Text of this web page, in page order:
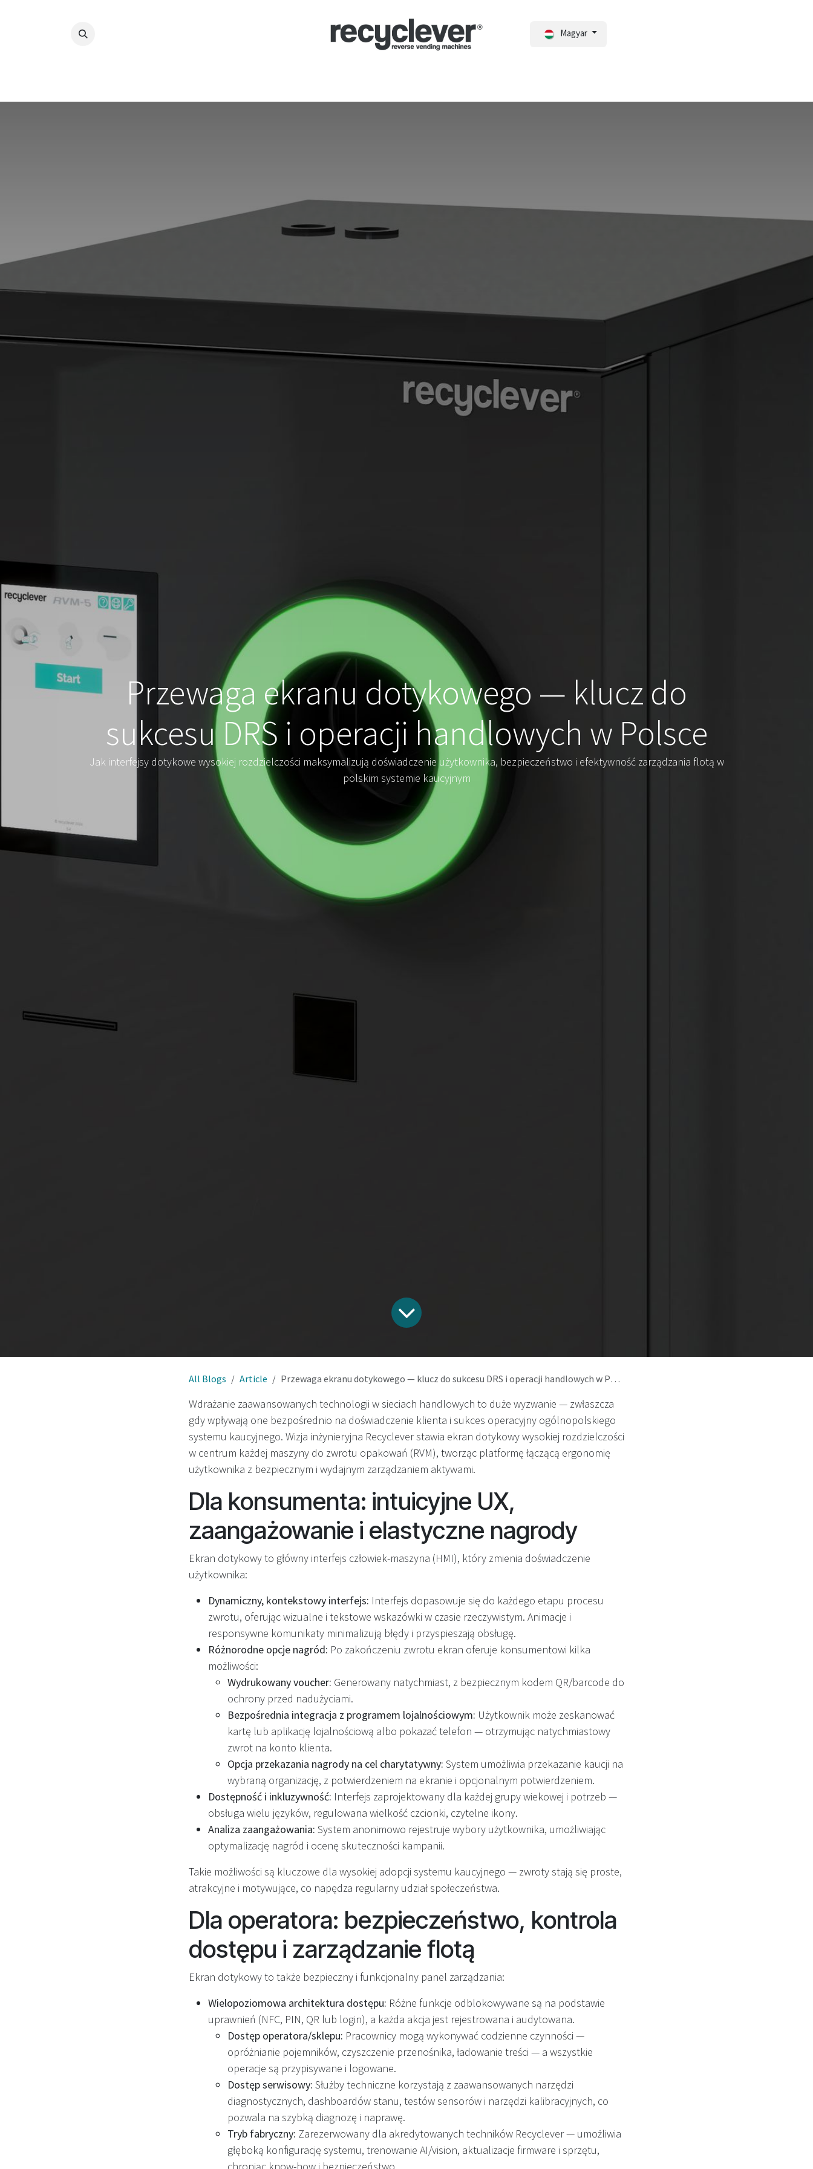
Magyar
Przewaga ekranu dotykowego — klucz do
sukcesu DRS i operacji handlowych w Polsce
Jak interfejsy dotykowe wysokiej rozdzielczości maksymalizują doświadczenie użytkownika, bezpieczeństwo i efektywność zarządzania flotą w
polskim systemie kaucyjnym
All Blogs Article Przewaga ekranu dotykowego — klucz do sukcesu DRS i operacji handlowych w Polsce
Wdrażanie zaawansowanych technologii w sieciach handlowych to duże wyzwanie — zwłaszcza
gdy wpływają one bezpośrednio na doświadczenie klienta i sukces operacyjny ogólnopolskiego
systemu kaucyjnego. Wizja inżynieryjna Recyclever stawia ekran dotykowy wysokiej rozdzielczości
w centrum każdej maszyny do zwrotu opakowań (RVM), tworząc platformę łączącą ergonomię
użytkownika z bezpiecznym i wydajnym zarządzaniem aktywami.
Dla konsumenta: intuicyjne UX,
zaangażowanie i elastyczne nagrody
Ekran dotykowy to główny interfejs człowiek-maszyna (HMI), który zmienia doświadczenie
użytkownika:
Dynamiczny, kontekstowy interfejs: Interfejs dopasowuje się do każdego etapu procesu
zwrotu, oferując wizualne i tekstowe wskazówki w czasie rzeczywistym. Animacje i
responsywne komunikaty minimalizują błędy i przyspieszają obsługę.
Różnorodne opcje nagród: Po zakończeniu zwrotu ekran oferuje konsumentowi kilka
możliwości:
Wydrukowany voucher: Generowany natychmiast, z bezpiecznym kodem QR/barcode do
ochrony przed nadużyciami.
Bezpośrednia integracja z programem lojalnościowym: Użytkownik może zeskanować
kartę lub aplikację lojalnościową albo pokazać telefon — otrzymując natychmiastowy
zwrot na konto klienta.
Opcja przekazania nagrody na cel charytatywny: System umożliwia przekazanie kaucji na
wybraną organizację, z potwierdzeniem na ekranie i opcjonalnym potwierdzeniem.
Dostępność i inkluzywność: Interfejs zaprojektowany dla każdej grupy wiekowej i potrzeb —
obsługa wielu języków, regulowana wielkość czcionki, czytelne ikony.
Analiza zaangażowania: System anonimowo rejestruje wybory użytkownika, umożliwiając
optymalizację nagród i ocenę skuteczności kampanii.
Takie możliwości są kluczowe dla wysokiej adopcji systemu kaucyjnego — zwroty stają się proste,
atrakcyjne i motywujące, co napędza regularny udział społeczeństwa.
Dla operatora: bezpieczeństwo, kontrola
dostępu i zarządzanie flotą
Ekran dotykowy to także bezpieczny i funkcjonalny panel zarządzania:
Wielopoziomowa architektura dostępu: Różne funkcje odblokowywane są na podstawie
uprawnień (NFC, PIN, QR lub login), a każda akcja jest rejestrowana i audytowana.
Dostęp operatora/sklepu: Pracownicy mogą wykonywać codzienne czynności —
opróżnianie pojemników, czyszczenie przenośnika, ładowanie treści — a wszystkie
operacje są przypisywane i logowane.
Dostęp serwisowy: Służby techniczne korzystają z zaawansowanych narzędzi
diagnostycznych, dashboardów stanu, testów sensorów i narzędzi kalibracyjnych, co
pozwala na szybką diagnozę i naprawę.
Tryb fabryczny: Zarezerwowany dla akredytowanych techników Recyclever — umożliwia
głęboką konfigurację systemu, trenowanie AI/vision, aktualizacje firmware i sprzętu,